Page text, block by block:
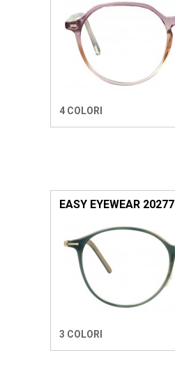
4 COLORI
EASY EYEWEAR 20277
3 COLORI